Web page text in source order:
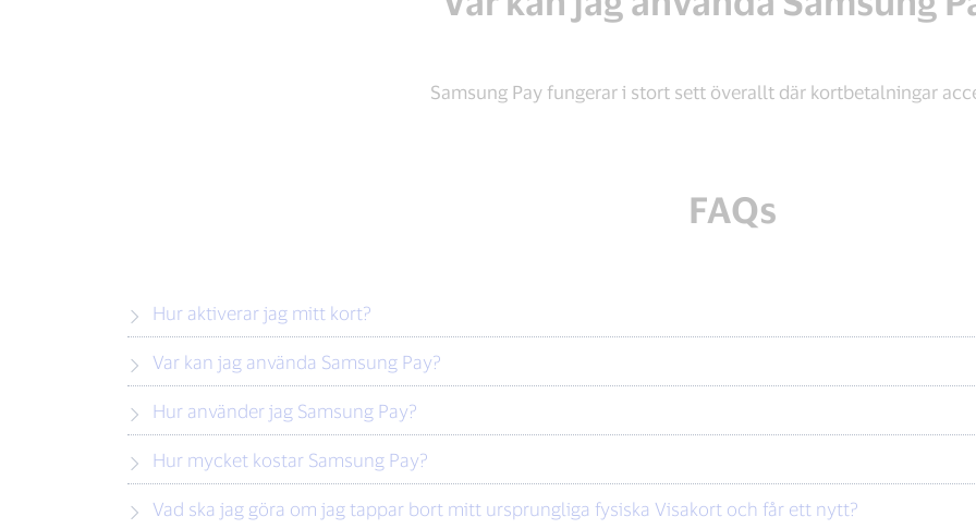
Samsung Pay fungerar i stort sett överallt där kortbetalningar
FAQs
Hur aktiverar jag mitt kort?
Var kan jag använda Samsung Pay?
Hur använder jag Samsung Pay?
Hur mycket kostar Samsung Pay?
Vad ska jag göra om jag tappar bort mitt ursprungliga fysiska Visakort och får ett nytt?